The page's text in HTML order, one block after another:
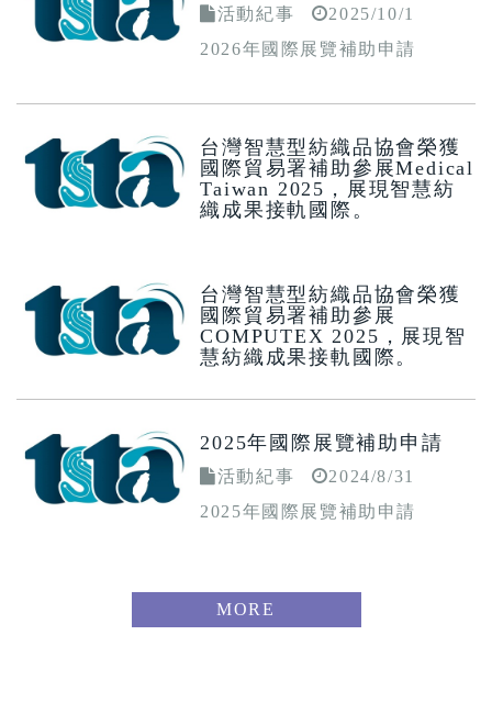
2026，展現智慧紡織成果接軌國
活動紀事
2025/10/1
2026年國際展覽補助申請
台灣智慧型紡織品協會榮獲
國際貿易署補助參展Medical
Taiwan 2025，展現智慧紡
織成果接軌國際。
貿易署補助參展Medical Taiwan
2025，展現智慧紡織成果接軌國
際。
台灣智慧型紡織品協會榮獲
國際貿易署補助參展
COMPUTEX 2025，展現智
慧紡織成果接軌國際。
貿易署補助參展COMPUTEX
2025，展現智慧紡織成果接軌國
2025年國際展覽補助申請
活動紀事
2024/8/31
2025年國際展覽補助申請
MORE